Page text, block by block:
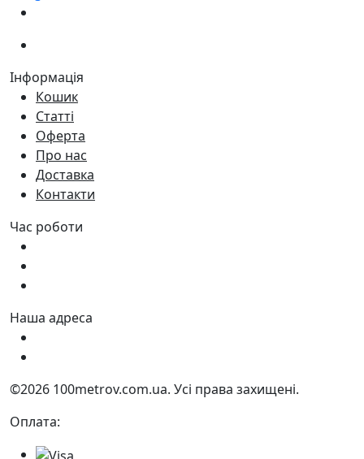
Інформація
Кошик
Статті
Оферта
Про нас
Доставка
Контакти
Час роботи
Наша адреса
©2026 100metrov.com.ua. Усі права захищені.
Оплата: